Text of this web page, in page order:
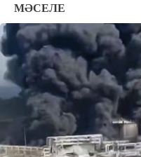
МӘСЕЛЕ